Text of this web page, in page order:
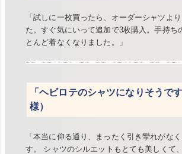
「試しに一枚買ったら、オーダーシャツよ
た。すぐ気にいって追加で3枚購入。手持ち
とんど着なくなりました。」
「ヘビロテのシャツになりそうで
様）
「本当に仰る通り、まったく引き攣れがな
す。 シャツのシルエットもとても美しくて